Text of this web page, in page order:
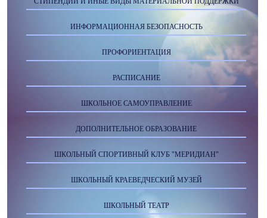
ИНФОРМАЦИОННАЯ БЕЗОПАСНОСТЬ
ПРОФОРИЕНТАЦИЯ
РАСПИСАНИЕ
ШКОЛЬНОЕ САМОУПРАВЛЕНИЕ
ДОПОЛНИТЕЛЬНОЕ ОБРАЗОВАНИЕ
ШКОЛЬНЫЙ СПОРТИВНЫЙ КЛУБ "МЕРИДИАН"
ШКОЛЬНЫЙ КРАЕВЕДЧЕСКИЙ МУЗЕЙ
ШКОЛЬНЫЙ ТЕАТР